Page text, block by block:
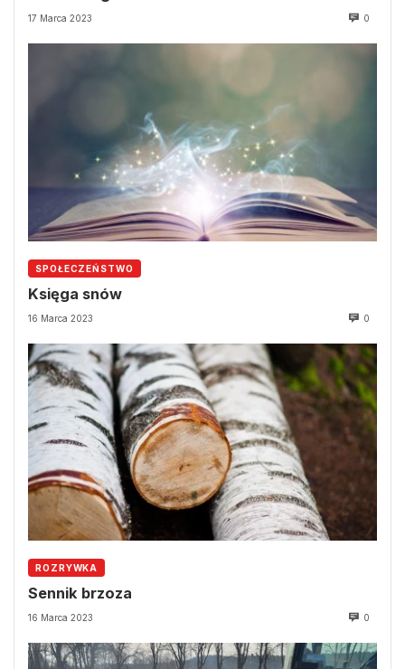
17 Marca 2023 0
SPOŁECZEŃSTWO
Księga snów
16 Marca 2023 0
ROZRYWKA
Sennik brzoza
16 Marca 2023 0